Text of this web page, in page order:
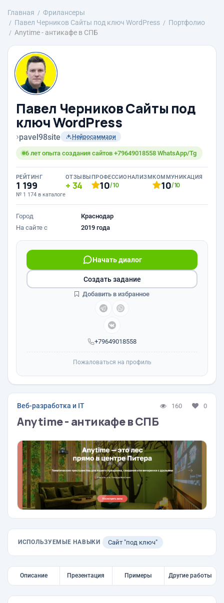
Главная
Фрилансеры
Павел Черников Сайты под ключ WordPress
Портфолио
Anytime - антикафе в СПБ
Павел Черников Сайты под
ключ WordPress
›pavel98site Нейросаммари
6 лет опыта создания сайтов +79649018558 WhatsApp/Tg
РЕЙТИНГ
1 199
№ 1 174 в каталоге
ОТЗЫВЫ
34
ПРОФЕССИОНАЛИЗМ
10/10
КОММУНИКАЦИЯ
10/10
Город
Краснодар
На сайте с
2019 года
+79649018558
Начать диалог
Создать задание
Добавить в избранное
Пожаловаться на профиль
Веб-разработка и IT 160 0
Anytime - антикафе в СПБ
ИСПОЛЬЗУЕМЫЕ НАВЫКИ Сайт "под ключ"
Описание Презентация Примеры Другие работы